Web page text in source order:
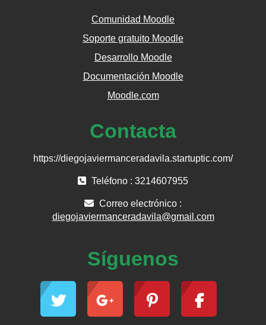
Comunidad Moodle
Soporte gratuito Moodle
Desarrollo Moodle
Documentación Moodle
Moodle.com
Contacta
https://diegojaviermanceradavila.startuptic.com/
Teléfono : 3214607955
Correo electrónico :
diegojaviermanceradavila@gmail.com
Síguenos